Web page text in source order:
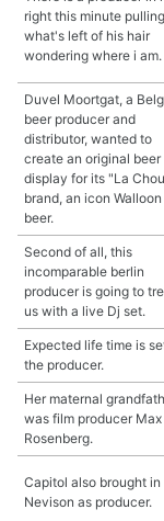
right this minute
what's left of his hair
wondering where i am.
Duvel Moortgat, a
beer producer and
distributor, wanted to
create an original beer
display for its "La
brand, an icon Walloon
beer.
Second of all, this
incomparable berlin
producer is going to
us with a live Dj set.
Expected life time is
the producer.
Her maternal
was film producer Max
Rosenberg.
Capitol also brought in
Nevison as producer.